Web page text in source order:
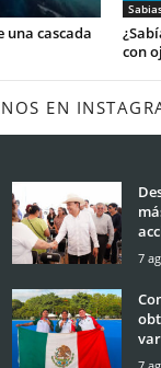
una cascada
con
EN
7